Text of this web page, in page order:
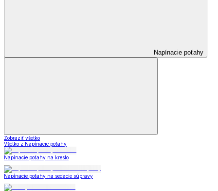
Napínacie poťahy
Zobraziť všetko
Všetko z Napínacie poťahy
Napínacie poťahy na kreslo
Napínacie poťahy na sedacie súpravy